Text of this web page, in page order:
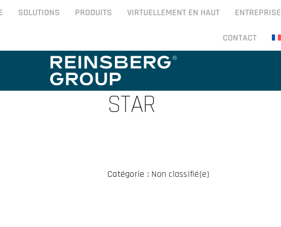
SOLUTIONS PRODUITS VIRTUELLEMENT EN HAUT ENTREPRISE
CONTACT
STAR
Catégorie : Non classifié(e)